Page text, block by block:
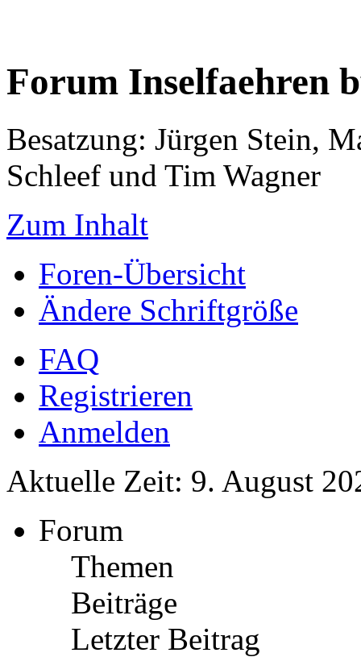
Forum Inselfaehren
Besatzung: Jürgen Stein,
Schleef und Tim Wagner
Zum Inhalt
Foren-Übersicht
Ändere Schriftgröße
FAQ
Registrieren
Anmelden
Aktuelle Zeit: 9. August
Forum
Themen
Beiträge
Letzter Beitrag